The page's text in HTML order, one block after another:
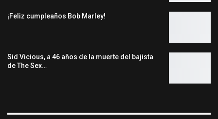
¡Feliz cumpleaños Bob Marley!
Sid Vicious, a 46 años de la muerte del bajista
de The Sex…